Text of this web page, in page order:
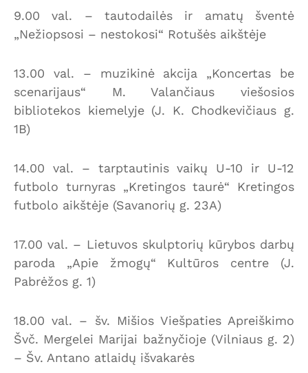
9.00 val. – tautodailės ir amatų šventė
„Nežiopsosi – nestokosi“ Rotušės aikštėje
13.00 val. – muzikinė akcija „Koncertas be
scenarijaus“ M. Valančiaus viešosios
bibliotekos kiemelyje (J. K. Chodkevičiaus g.
1B)
14.00 val. – tarptautinis vaikų U-10 ir U-12
futbolo turnyras „Kretingos taurė“ Kretingos
futbolo aikštėje (Savanorių g. 23A)
17.00 val. – Lietuvos skulptorių kūrybos darbų
paroda „Apie žmogų“ Kultūros centre (J.
Pabrėžos g. 1)
18.00 val. – šv. Mišios Viešpaties Apreiškimo
Švč. Mergelei Marijai bažnyčioje (Vilniaus g. 2)
– Šv. Antano atlaidų išvakarės